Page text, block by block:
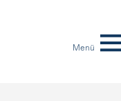
Menü